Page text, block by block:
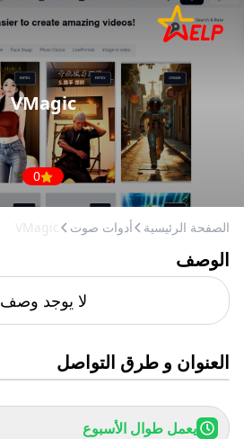
الصفحة الرئيسية
للأعمال التجارية
إضافة مكان
VMagic
0
الصفحة الرئيسية أدوات صوت VMagic
الوصف
لا يوجد وصف
العنوان و طرق التواصل
يعمل طوال الأسبوع